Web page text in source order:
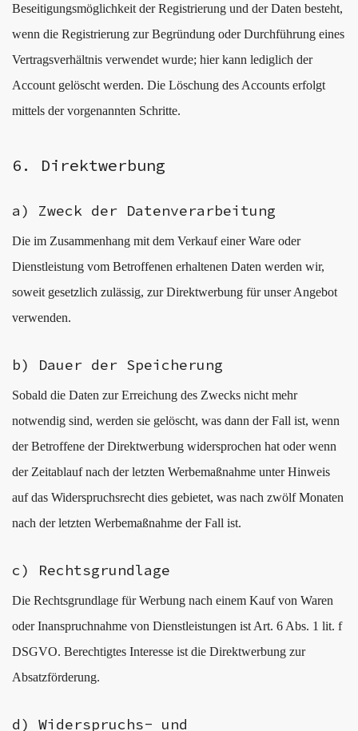
Beseitigungsmöglichkeit der Registrierung und der Daten besteht,
wenn die Registrierung zur Begründung oder Durchführung eines
Vertragsverhältnis verwendet wurde; hier kann lediglich der
Account gelöscht werden. Die Löschung des Accounts erfolgt
mittels der vorgenannten Schritte.
6. Direktwerbung
a) Zweck der Datenverarbeitung
Die im Zusammenhang mit dem Verkauf einer Ware oder
Dienstleistung vom Betroffenen erhaltenen Daten werden wir,
soweit gesetzlich zulässig, zur Direktwerbung für unser Angebot
verwenden.
b) Dauer der Speicherung
Sobald die Daten zur Erreichung des Zwecks nicht mehr
notwendig sind, werden sie gelöscht, was dann der Fall ist, wenn
der Betroffene der Direktwerbung widersprochen hat oder wenn
der Zeitablauf nach der letzten Werbemaßnahme unter Hinweis
auf das Widerspruchsrecht dies gebietet, was nach zwölf Monaten
nach der letzten Werbemaßnahme der Fall ist.
c) Rechtsgrundlage
Die Rechtsgrundlage für Werbung nach einem Kauf von Waren
oder Inanspruchnahme von Dienstleistungen ist Art. 6 Abs. 1 lit. f
DSGVO. Berechtigtes Interesse ist die Direktwerbung zur
Absatzförderung.
d) Widerspruchs- und